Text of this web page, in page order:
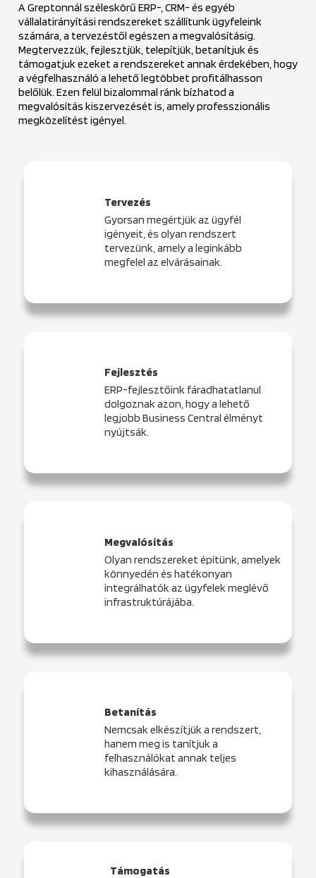
A Greptonnál széleskörű ERP-, CRM- és egyéb
vállalatirányítási rendszereket szállítunk ügyfeleink
számára, a tervezéstől egészen a megvalósításig.
Megtervezzük, fejlesztjük, telepítjük, betanítjuk és
támogatjuk ezeket a rendszereket annak érdekében, hogy
a végfelhasználó a lehető legtöbbet profitálhasson
belőlük. Ezen felül bizalommal ránk bízhatod a
megvalósítás kiszervezését is, amely professzionális
megközelítést igényel.
Tervezés
Gyorsan megértjük az ügyfél
igényeit, és olyan rendszert
tervezünk, amely a leginkább
megfelel az elvárásainak.
Fejlesztés
ERP-fejlesztőink fáradhatatlanul
dolgoznak azon, hogy a lehető
legjobb Business Central élményt
nyújtsák.
Megvalósítás
Olyan rendszereket építünk, amelyek
könnyedén és hatékonyan
integrálhatók az ügyfelek meglévő
infrastruktúrájába.
Betanítás
Nemcsak elkészítjük a rendszert,
hanem meg is tanítjuk a
felhasználókat annak teljes
kihasználására.
Támogatás